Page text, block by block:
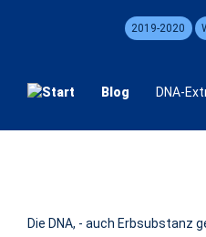
2019-2020
Blog DNA-
Die DNA, - auch Erbsubstanz